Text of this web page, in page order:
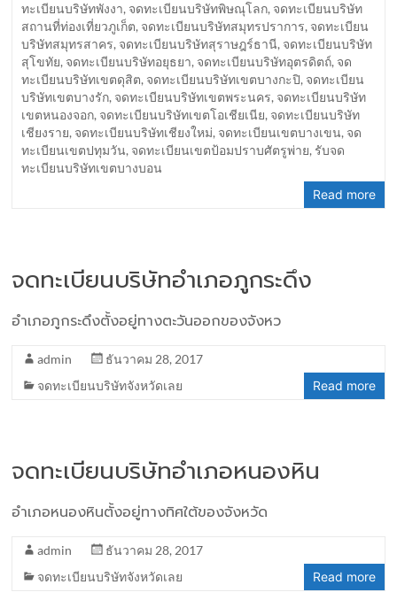
ทะเบียนบริษัทพังงา, จดทะเบียนบริษัทพิษณุโลก, จดทะเบียนบริษัท
สถานที่ท่องเที่ยวภูเก็ต, จดทะเบียนบริษัทสมุทรปราการ, จดทะเบียน
บริษัทสมุทรสาคร, จดทะเบียนบริษัทสุราษฎร์ธานี, จดทะเบียนบริษัท
สุโขทัย, จดทะเบียนบริษัทอยุธยา, จดทะเบียนบริษัทอุตรดิตถ์, จด
ทะเบียนบริษัทเขตดุสิต, จดทะเบียนบริษัทเขตบางกะปิ, จดทะเบียน
บริษัทเขตบางรัก, จดทะเบียนบริษัทเขตพระนคร, จดทะเบียนบริษัท
เขตหนองจอก, จดทะเบียนบริษัทเขตโอเชียเนีย, จดทะเบียนบริษัท
เชียงราย, จดทะเบียนบริษัทเชียงใหม่, จดทะเบียนเขตบางเขน, จด
ทะเบียนเขตปทุมวัน, จดทะเบียนเขตป้อมปราบศัตรูพ่าย, รับจด
ทะเบียนบริษัทเขตบางบอน
Read more
จดทะเบียนบริษัทอำเภอภูกระดึง
อำเภอภูกระดึงตั้งอยู่ทางตะวันออกของจังหว
admin
ธันวาคม 28, 2017
จดทะเบียนบริษัทจังหวัดเลย
Read more
จดทะเบียนบริษัทอำเภอหนองหิน
อำเภอหนองหินตั้งอยู่ทางทิศใต้ของจังหวัด
admin
ธันวาคม 28, 2017
จดทะเบียนบริษัทจังหวัดเลย
Read more